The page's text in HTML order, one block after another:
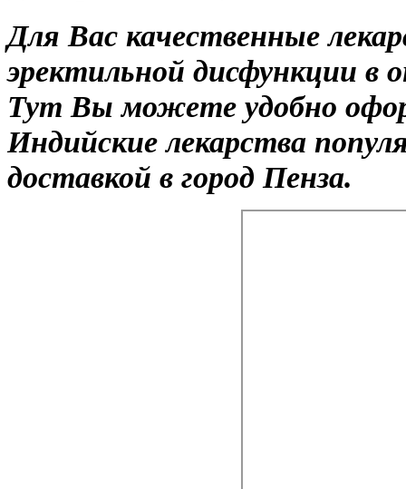
Для Вас качественные
эректильной дисфункции в
Тут Вы можете удобно
Индийские лекарства
доставкой в город Пенза.